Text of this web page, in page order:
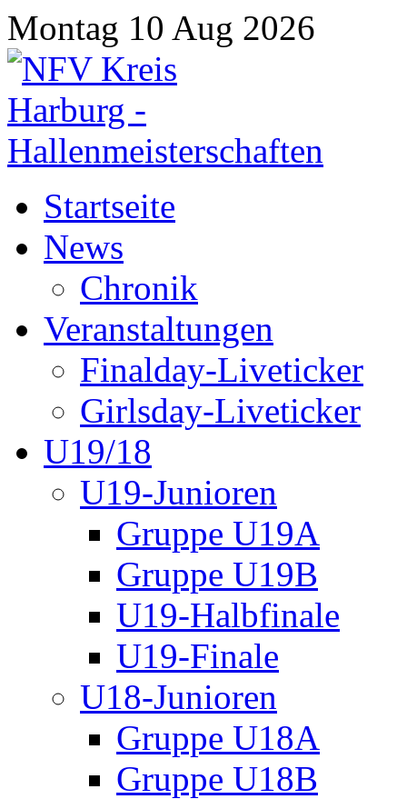
Montag 10 Aug 2026
Startseite
News
Chronik
Veranstaltungen
Finalday-Liveticker
Girlsday-Liveticker
U19/18
U19-Junioren
Gruppe U19A
Gruppe U19B
U19-Halbfinale
U19-Finale
U18-Junioren
Gruppe U18A
Gruppe U18B